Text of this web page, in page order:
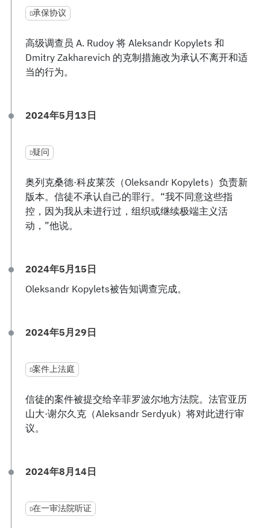
承保协议
高级调查员 A. Rudoy 将 Aleksandr Kopylets 和
Dmitry Zakharevich 的克制措施改为承认不离开和适
当的行为。
2024年5月13日
疑问
奥列克桑德·科皮莱茨（Oleksandr Kopylets）负责新
版本。信徒不承认自己的罪行。“我不同意这些指
控，因为我从未进行过，组织或继续极端主义活
动，”他说。
2024年5月15日
Oleksandr Kopylets被告知调查完成。
2024年5月29日
案件上法庭
信徒的案件被提交给辛菲罗波尔地方法院。法官亚历
山大·谢尔久克（Aleksandr Serdyuk）将对此进行审
议。
2024年8月14日
在一审法院听证